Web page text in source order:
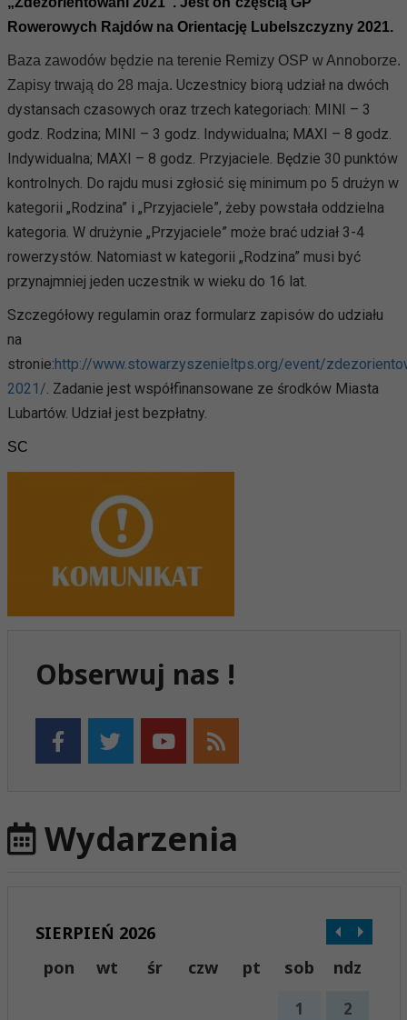
Rowerowych Rajdów na Orientację Lubelszczyzny 2021.
Baza zawodów będzie na terenie Remizy OSP w Annoborze.
Zapisy trwają do 28 maja. Uczestnicy biorą udział na dwóch
dystansach czasowych oraz trzech kategoriach: MINI – 3
godz. Rodzina; MINI – 3 godz. Indywidualna; MAXI – 8 godz.
Indywidualna; MAXI – 8 godz. Przyjaciele. Będzie 30 punktów
kontrolnych. Do rajdu musi zgłosić się minimum po 5 drużyn w
kategorii „Rodzina” i „Przyjaciele”, żeby powstała oddzielna
kategoria. W drużynie „Przyjaciele” może brać udział 3-4
rowerzystów. Natomiast w kategorii „Rodzina” musi być
przynajmniej jeden uczestnik w wieku do 16 lat.
Szczegółowy regulamin oraz formularz zapisów do udziału
na
stronie:http://www.stowarzyszenieltps.org/event/
2021/. Zadanie jest współfinansowane ze środków Miasta
Lubartów. Udział jest bezpłatny.
SC
Obserwuj nas !
Wydarzenia
SIERPIEŃ 2026
pon
wt śr czw pt sob ndz
1 2